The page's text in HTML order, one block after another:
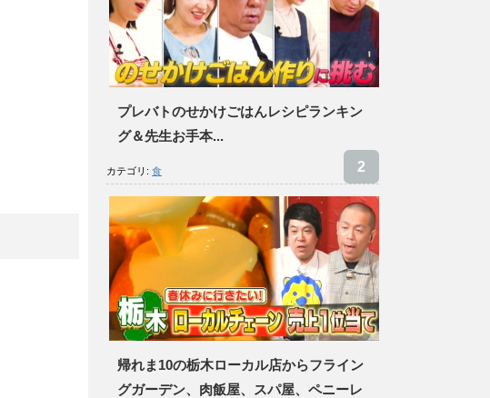
プレバトのせかけごはんレシピランキン
グ＆先生お手本...
カテゴリ: 食
帰れま10の栃木ローカル店からフライン
グガーデン、肉飯屋、スパ屋、ペニーレ